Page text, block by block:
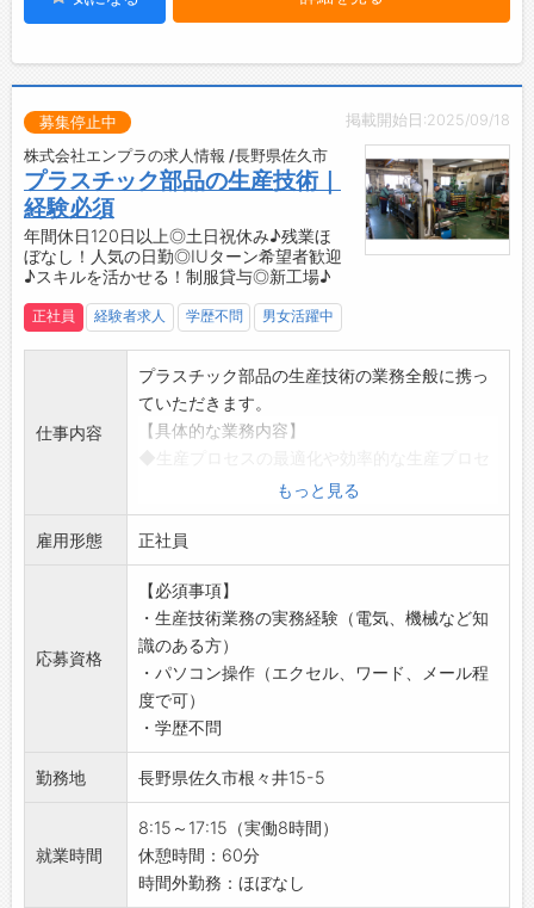
て『喜びと誇り』を持てる場所にするため、環
・社員一人ひとりが、自らの仕事に誇りを持て
るような職場づくりを進めています。
・製品設計→試作→量産前までのプロセスの初
期段階から品質保証を構築し、安定したクオリ
ティを実現しています。
・各工程を専門化し、より一層の品質と技術の
強化を図り、お客様にご満足をいただける製品
を提供しています。
◆QCサークル活動（QC＝Quality Control（品
・1970年から始まったQCサークル活動によ
り、職場の管理・改善を継続的に行っていま
す。
取り組んできました。
連携をとり行う品質管理活動）からTQM（TQC
を基盤とし、さらにその考え方を業務や経営へ
と発展させた管理手法）へと発展させ、全社一
丸となって品質管理の向上を図っています。
・製造工程だけでなく、全ての部門が連携し、
企業全体で高品質を目指しています。
・11月を「改善提案強化月間」と設定し、社員
・社外発表大会にも積極的に参加し、他社との
情報交換や学びの機会を得ています。
変更範囲：会社の定める業務の範囲
業務において努力と挑戦を続けることができる
・プラスチックに興味がある方や、プラスチッ
クのプロを目指す方にとって、理想的な環境が
・自身の成長が、会社の成長につながります◎
【やりがい】
◆生活必需品の製造に貢献できる！
・日々の生活に欠かせないプラスチック製品の
製造に携わることができます。
・業務を通じて、社会全体に貢献している実感
を得られます♪
・「この製品がどんな商品となり、どのような
人々に使われるのだろう？」と想像すること
で、製造過程における責任感がより一層強まり
じられ、やりがいあふれるお仕事です！
【社風】
◇社会に貢献する企業活動
・『プラスチックで豊かな社会を創造する』こ
とをモットーとして掲げ、企業活動に取り組ん
でいます。
・企業活動の全てが、社員や関係者全ての人々
の幸福度を向上させるためのものであると考え
ています。
◇働く喜びと誇り
・人生のうち大半を過ごす職場が、社員にとっ
て『喜びと誇り』を持てる場所にするため、環
境づくりに努めています。
・社員一人ひとりが、自らの仕事に誇りを持て
るような職場づくりを進めています。
掲載開始日:2025/09/18
募集停止中
株式会社エンプラの求人情報 /長野県佐久市
プラスチック部品の生産技術｜
経験必須
年間休日120日以上◎土日祝休み♪残業ほ
ぼなし！人気の日勤◎IUターン希望者歓迎
♪スキルを活かせる！制服貸与◎新工場♪
正社員 経験者求人 学歴不問 男女活躍中
仕事内容
プラスチック部品の生産技術の業務全般に携っ
ていただきます。
【具体的な業務内容】
◆治具の設計
◆各種測定機器類の取り扱い
◆工程設計や改善
◆お客様窓口業務 など
【やりがい】
◇生活必需品の製造に貢献できる！
・日々の生活に欠かせないプラスチック製品の
製造に携わることができます。
・業務を通じて、社会全体に貢献している実感
を得られます♪
◇製品への思い入れ！
人々に使われるのだろう？」と想像すること
で、製造過程における責任感がより一層強まり
ます。
もっと見る
雇用形態 正社員
応募資格
【必須事項】
・生産技術業務の実務経験（電気、機械など知
識のある方）
・パソコン操作（エクセル、ワード、メール程
度で可）
・学歴不問
勤務地 長野県佐久市根々井15-5
就業時間
8:15～17:15（実働8時間）
休憩時間：60分
時間外勤務：ほぼなし